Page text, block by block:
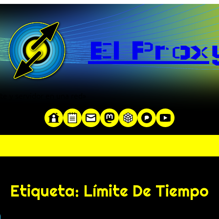
El
Etiqueta: Límite De Tiempo